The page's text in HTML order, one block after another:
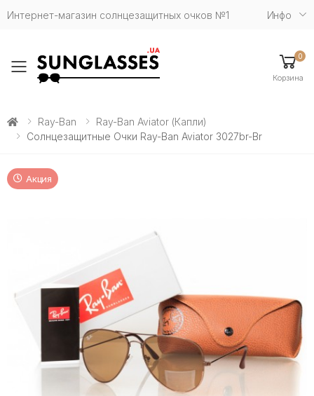
Интернет-магазин солнцезащитных очков №1 Инфо
Toggle mobile menu
0
Корзина
Ray-Ban
Ray-Ban Aviator (капли)
Солнцезащитные Очки Ray-Ban Aviator 3027br-Br
Акция